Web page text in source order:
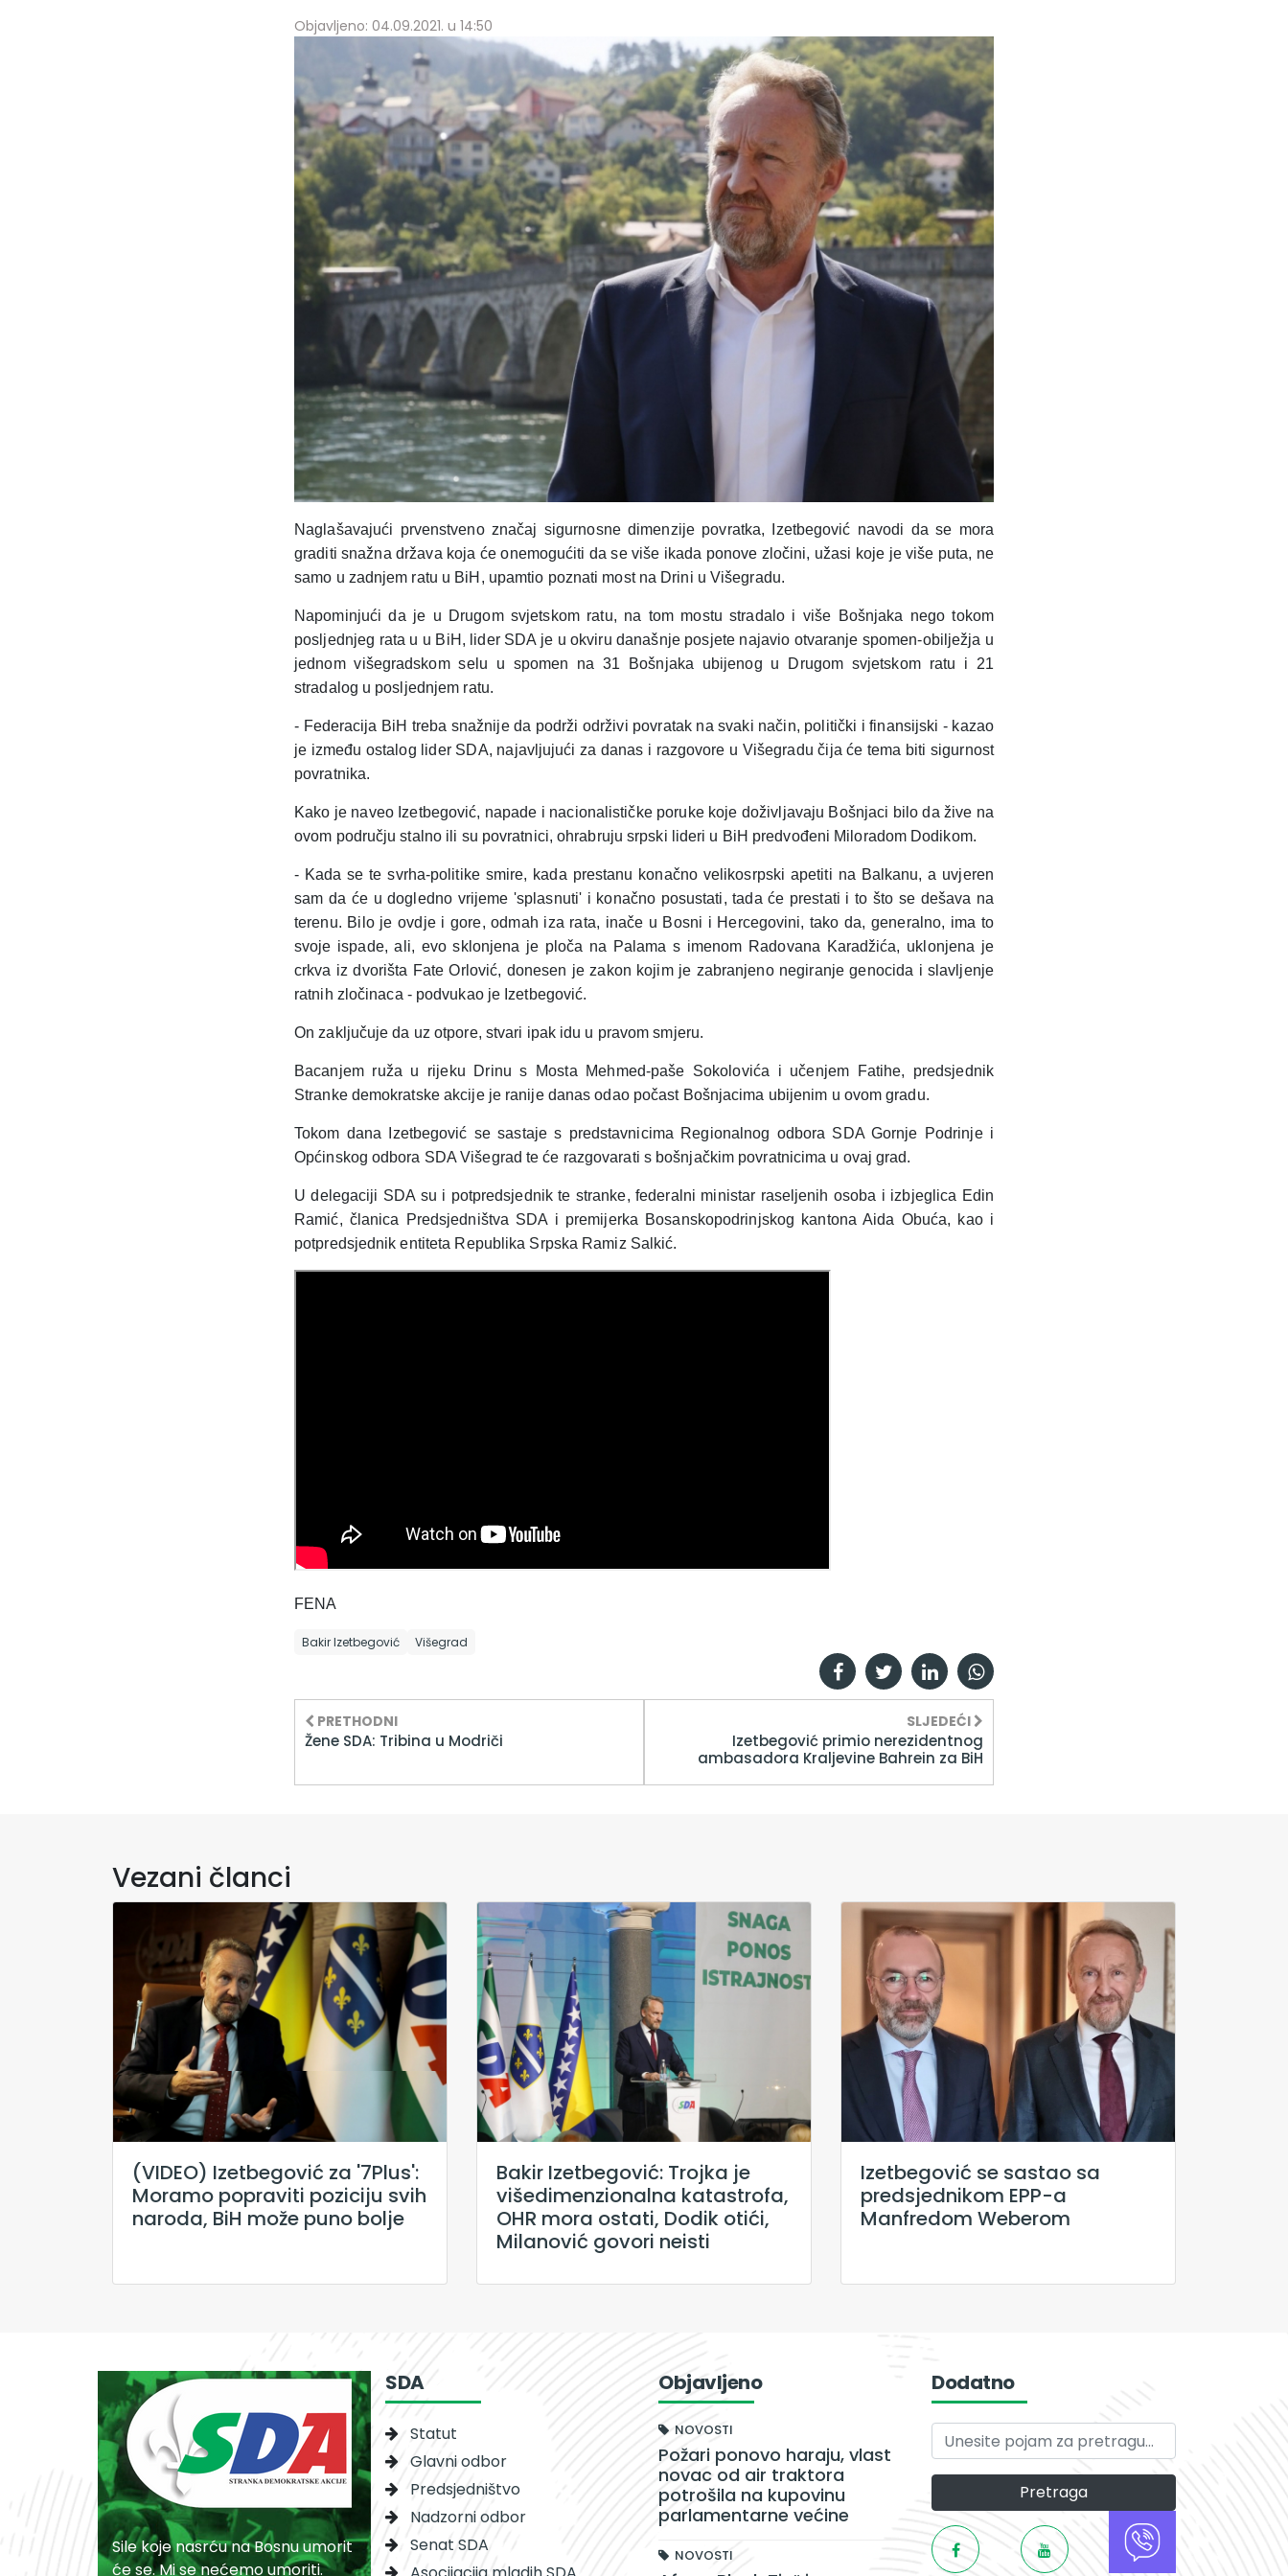
Objavljeno: 04.09.2021. u 14:50
Naglašavajući prvenstveno značaj sigurnosne dimenzije povratka, Izetbegović navodi da se mora
graditi snažna država koja će onemogućiti da se više ikada ponove zločini, užasi koje je više puta, ne
samo u zadnjem ratu u BiH, upamtio poznati most na Drini u Višegradu.
Napominjući da je u Drugom svjetskom ratu, na tom mostu stradalo i više Bošnjaka nego tokom
posljednjeg rata u u BiH, lider SDA je u okviru današnje posjete najavio otvaranje spomen-obilježja u
jednom višegradskom selu u spomen na 31 Bošnjaka ubijenog u Drugom svjetskom ratu i 21
stradalog u posljednjem ratu.
- Federacija BiH treba snažnije da podrži održivi povratak na svaki način, politički i finansijski - kazao
je između ostalog lider SDA, najavljujući za danas i razgovore u Višegradu čija će tema biti sigurnost
povratnika.
Kako je naveo Izetbegović, napade i nacionalističke poruke koje doživljavaju Bošnjaci bilo da žive na
ovom području stalno ili su povratnici, ohrabruju srpski lideri u BiH predvođeni Miloradom Dodikom.
- Kada se te svrha-politike smire, kada prestanu konačno velikosrpski apetiti na Balkanu, a uvjeren
sam da će u dogledno vrijeme 'splasnuti' i konačno posustati, tada će prestati i to što se dešava na
terenu. Bilo je ovdje i gore, odmah iza rata, inače u Bosni i Hercegovini, tako da, generalno, ima to
svoje ispade, ali, evo sklonjena je ploča na Palama s imenom Radovana Karadžića, uklonjena je
crkva iz dvorišta Fate Orlović, donesen je zakon kojim je zabranjeno negiranje genocida i slavljenje
ratnih zločinaca - podvukao je Izetbegović.
On zaključuje da uz otpore, stvari ipak idu u pravom smjeru.
Bacanjem ruža u rijeku Drinu s Mosta Mehmed-paše Sokolovića i učenjem Fatihe, predsjednik
Stranke demokratske akcije je ranije danas odao počast Bošnjacima ubijenim u ovom gradu.
Tokom dana Izetbegović se sastaje s predstavnicima Regionalnog odbora SDA Gornje Podrinje i
Općinskog odbora SDA Višegrad te će razgovarati s bošnjačkim povratnicima u ovaj grad.
U delegaciji SDA su i potpredsjednik te stranke, federalni ministar raseljenih osoba i izbjeglica Edin
Ramić, članica Predsjedništva SDA i premijerka Bosanskopodrinjskog kantona Aida Obuća, kao i
potpredsjednik entiteta Republika Srpska Ramiz Salkić.
FENA
Bakir Izetbegović Višegrad
PRETHODNI
Žene SDA: Tribina u Modriči
SLJEDEĆI
Izetbegović primio nerezidentnog
ambasadora Kraljevine Bahrein za BiH
Vezani članci
(VIDEO) Izetbegović za '7Plus':
Moramo popraviti poziciju svih
naroda, BiH može puno bolje
Bakir Izetbegović: Trojka je
višedimenzionalna katastrofa,
OHR mora ostati, Dodik otići,
Milanović govori neisti
Izetbegović se sastao sa
predsjednikom EPP-a
Manfredom Weberom
Sile koje nasrću na Bosnu umorit
će se. Mi se nećemo umoriti.
SDA
Statut
Glavni odbor
Predsjedništvo
Nadzorni odbor
Senat SDA
Objavljeno
NOVOSTI
Požari ponovo haraju, vlast
novac od air traktora
potrošila na kupovinu
parlamentarne većine
NOVOSTI
Dodatno
Pretraga